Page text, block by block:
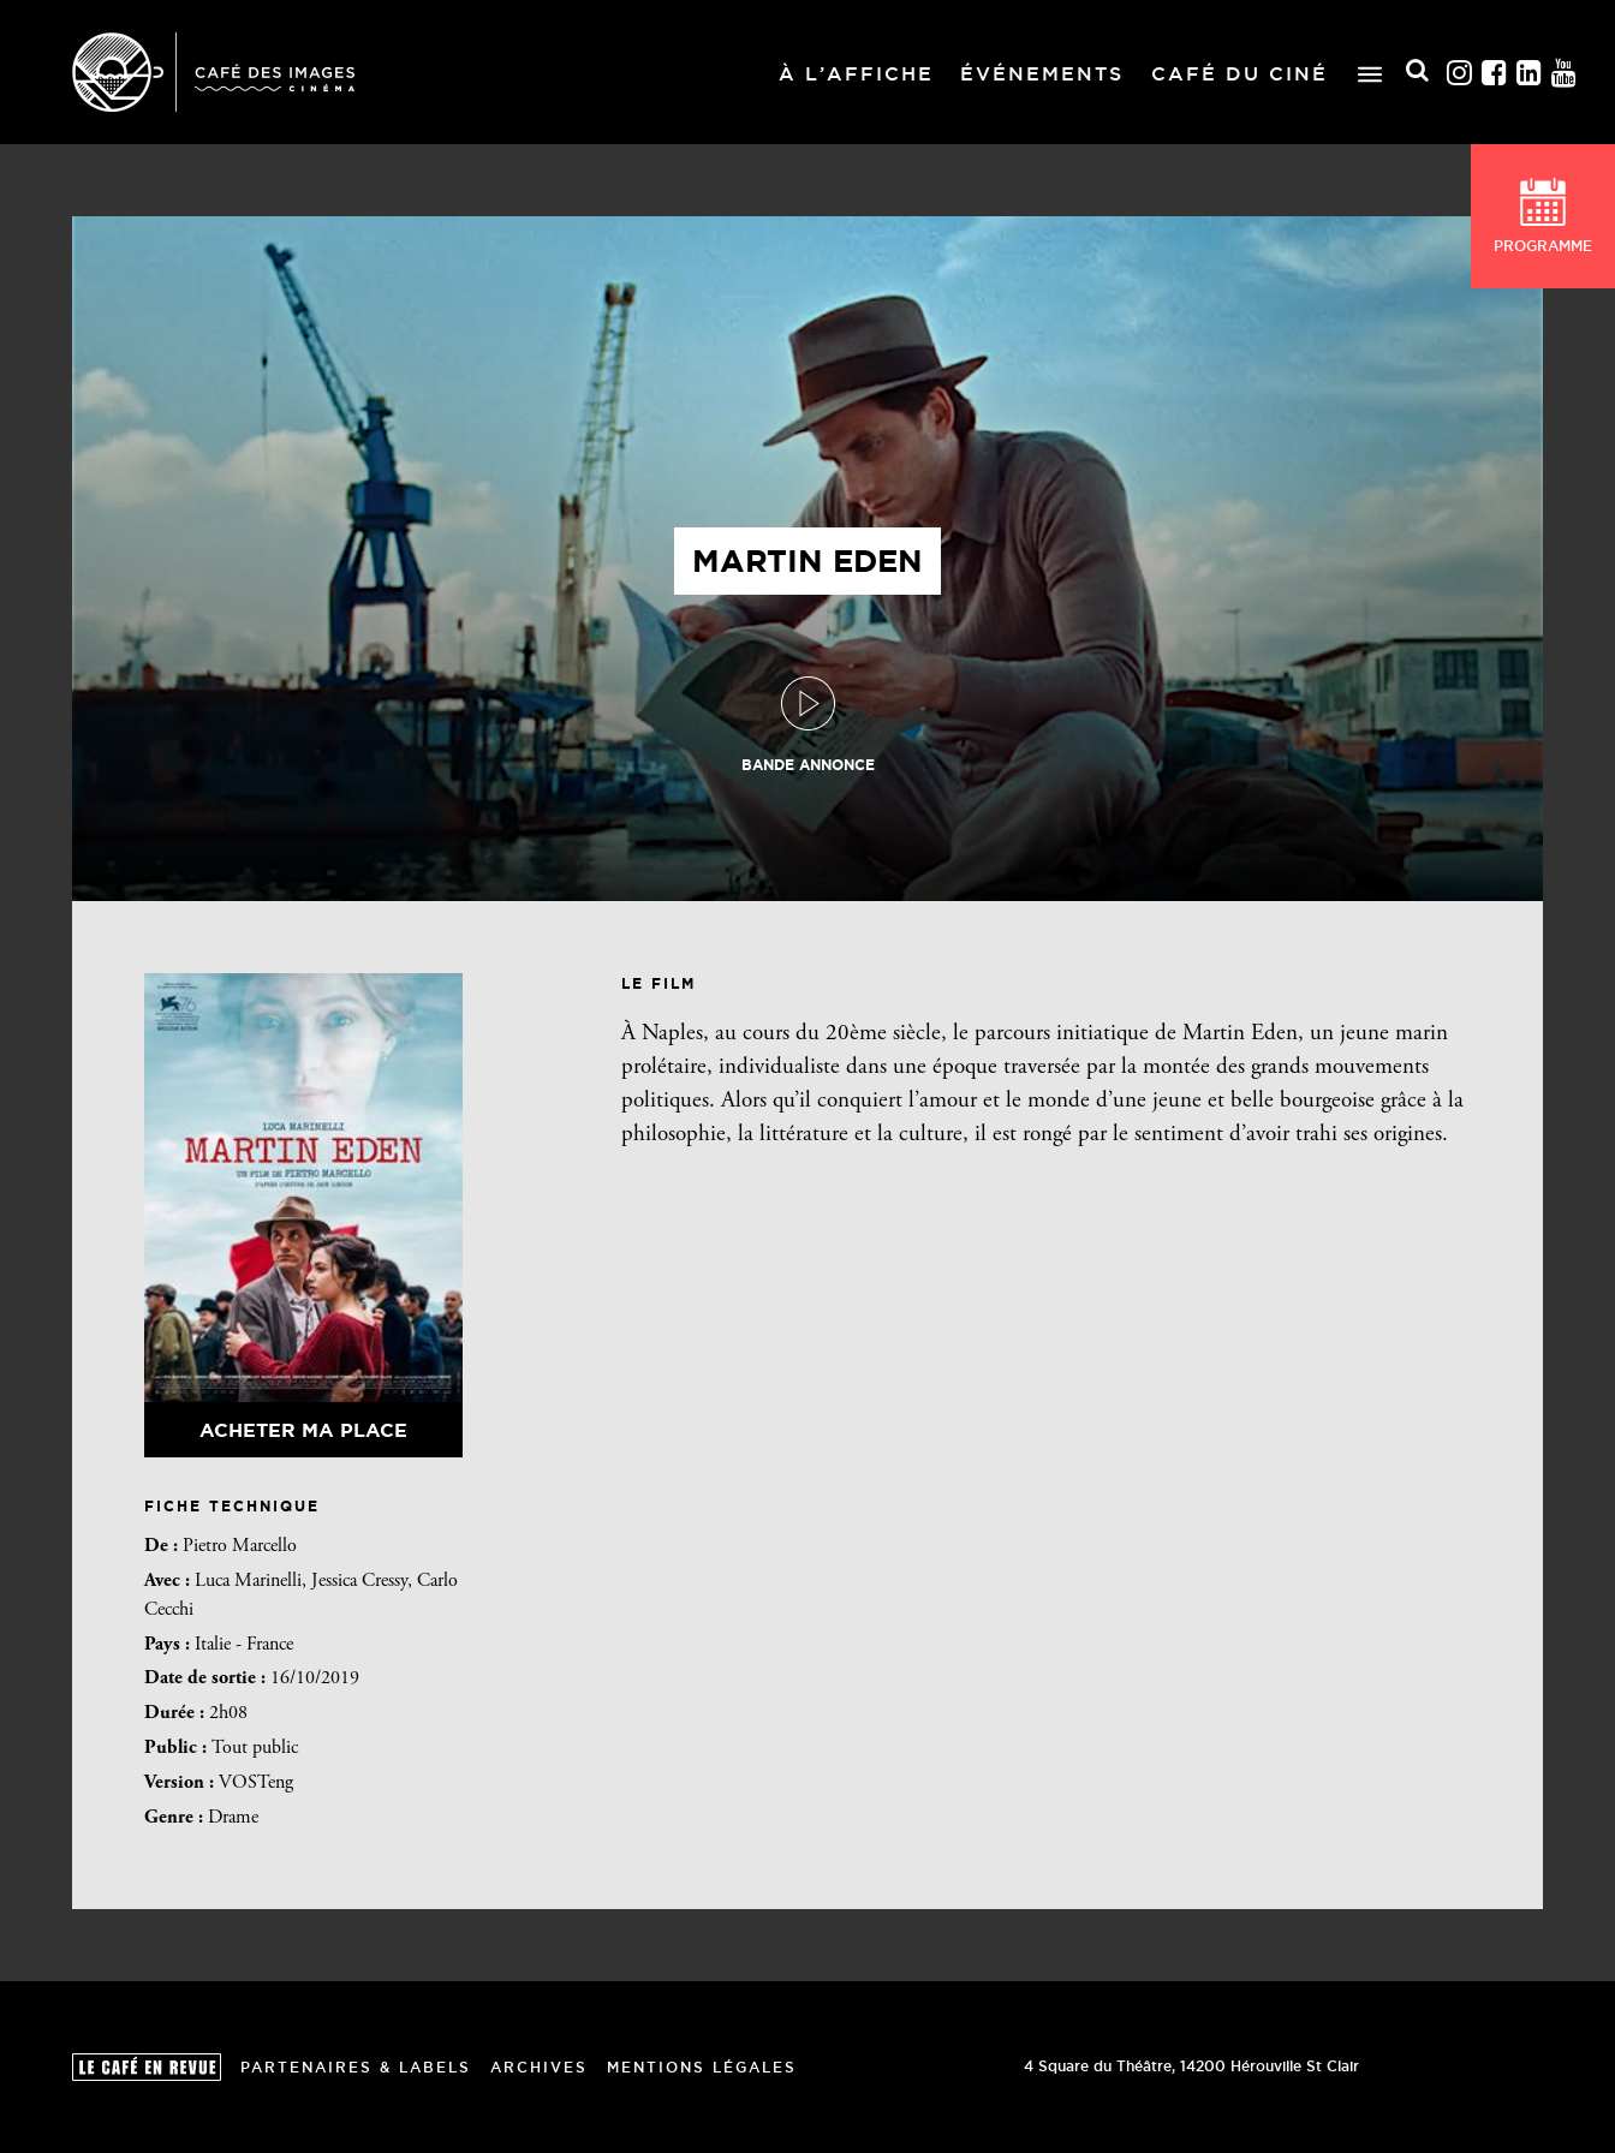
À L’AFFICHE ÉVÉNEMENTS CAFÉ DU CINÉ
MARTIN EDEN
BANDE ANNONCE
ACHETER MA PLACE
FICHE TECHNIQUE
De : Pietro Marcello
Avec : Luca Marinelli, Jessica Cressy, Carlo
Cecchi
Pays : Italie - France
Date de sortie : 16/10/2019
Durée : 2h08
Public : Tout public
Version : VOSTeng
Genre : Drame
LE FILM
À Naples, au cours du 20ème siècle, le parcours initiatique de Martin Eden, un jeune marin
prolétaire, individualiste dans une époque traversée par la montée des grands mouvements
politiques. Alors qu’il conquiert l’amour et le monde d’une jeune et belle bourgeoise grâce à la
philosophie, la littérature et la culture, il est rongé par le sentiment d’avoir trahi ses origines.
PROGRAMME
PARTENAIRES & LABELS ARCHIVES MENTIONS LÉGALES 4 Square du Théâtre, 14200 Hérouville St Clair